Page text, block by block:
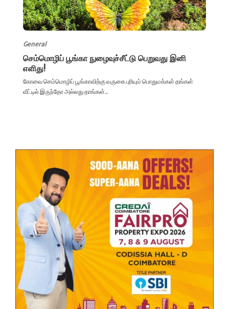
General
செம்மொழிப் பூங்கா நுழைவுச்சீட்டு பெறுவது இனி
எளிது!
கோவை செம்மொழிப் பூங்காவிற்கு வருகை புரியும் பொதுமக்கள் தங்கள்
வீட்டில் இருந்தோ அல்லது தாங்கள்...